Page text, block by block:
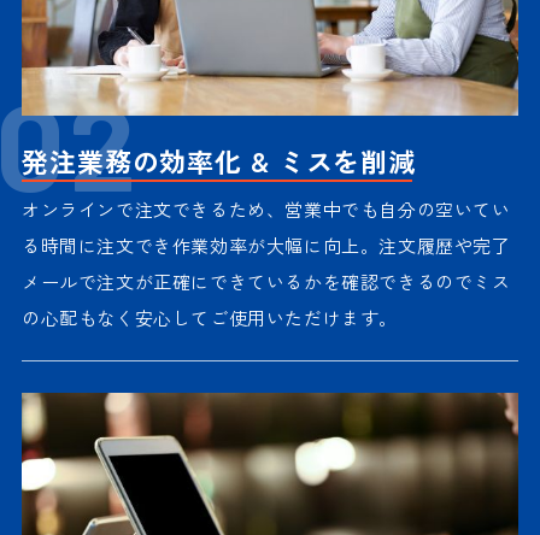
発注業務の効率化 & ミスを削減
オンラインで注文できるため、営業中でも自分の空いてい
る時間に注文でき作業効率が大幅に向上。注文履歴や完了
メールで注文が正確にできているかを確認できるのでミス
の心配もなく安心してご使用いただけます。